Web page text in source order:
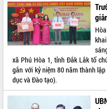
Đoàn đại biểu Quốc hội tỉnh Đắk Lắk
trao đổi thông tin trước Kỳ họp thứ
nhất, Quốc hội khóa XVI
Quyết liệt cải cách hành chính, khơi
Nâng cao hiệu lực, hiệu quả HĐND
tỉnh thông qua hiện đại hóa hành chính
Xã Ea Phê gắn cải cách hành chính với
chuyển đổi số
xã Phú Hòa 1, tỉnh Đắk Lắk tổ
gắn với kỷ niệm 80 năm thành
dục và Đào tạo).